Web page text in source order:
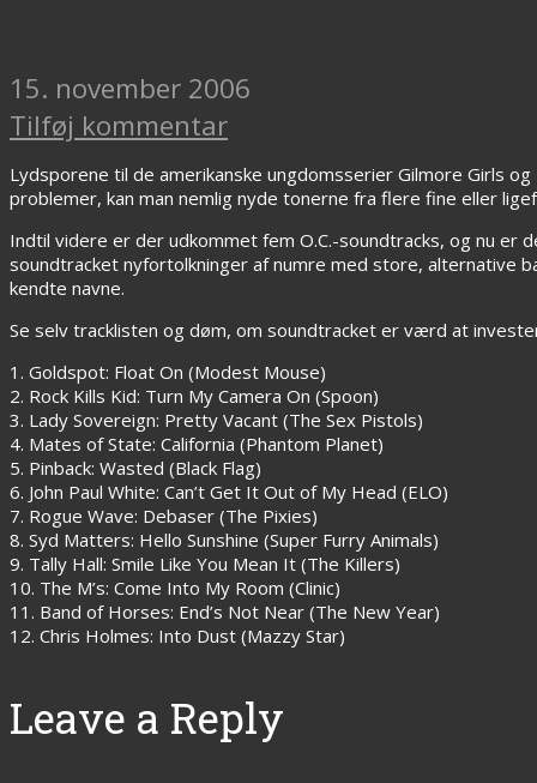
15. november 2006
Tilføj kommentar
Lydsporene til de amerikanske ungdomsserier Gilmore Girls
problemer, kan man nemlig nyde tonerne fra flere fine eller
Indtil videre er der udkommet fem O.C.-soundtracks, og nu
soundtracket nyfortolkninger af numre med store, alternative
kendte navne.
Se selv tracklisten og døm, om soundtracket er værd at
1. Goldspot: Float On (Modest Mouse)
2. Rock Kills Kid: Turn My Camera On (Spoon)
3. Lady Sovereign: Pretty Vacant (The Sex Pistols)
4. Mates of State: California (Phantom Planet)
5. Pinback: Wasted (Black Flag)
6. John Paul White: Can’t Get It Out of My Head (ELO)
7. Rogue Wave: Debaser (The Pixies)
8. Syd Matters: Hello Sunshine (Super Furry Animals)
9. Tally Hall: Smile Like You Mean It (The Killers)
10. The M’s: Come Into My Room (Clinic)
11. Band of Horses: End’s Not Near (The New Year)
12. Chris Holmes: Into Dust (Mazzy Star)
Leave a Reply